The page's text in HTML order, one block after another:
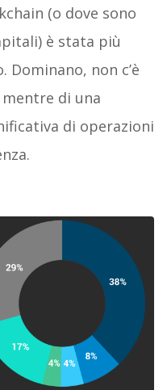
(o dove sono
è stata più
Dominano, non c’è
di una
di operazioni